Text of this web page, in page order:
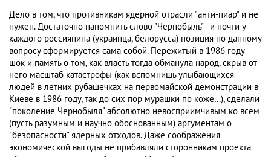
Дело в том, что противникам ядерной отрасли "анти-пиар" и не
нужен. Достаточно напомнить слово "Чернобыль" - и почти у
каждого россиянина (украинца, белорусса) позиция по данному
вопросу сформируется сама собой. Пережитый в 1986 году
шок и память о том, как власть тогда обманула народ, скрыв от
него масштаб катастрофы (как вспомнишь улыбающихся
людей в летних рубашечках на первомайской демонстрации в
Киеве в 1986 году, так до сих пор мурашки по коже…), сделали
"поколение Чернобыля" абсолютно невосприимчивым ко всем
(пусть разумным и научно обоснованным) аргументам о
"безопасности" ядерных отходов. Даже соображения
экономической выгоды не прибавляли сторонникам проекта